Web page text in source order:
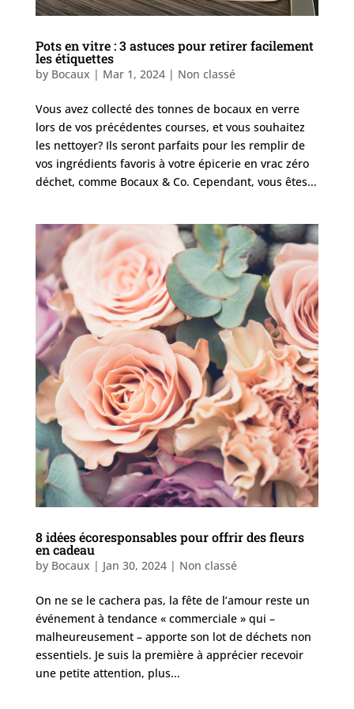
Pots en vitre : 3 astuces pour retirer facilement
les étiquettes
by Bocaux | Mar 1, 2024| Non classé
Vous avez collecté des tonnes de bocaux en verre
lors de vos précédentes courses, et vous souhaitez
les nettoyer? Ils seront parfaits pour les remplir de
vos ingrédients favoris à votre épicerie en vrac zéro
déchet, comme Bocaux & Co. Cependant, vous êtes...
8 idées écoresponsables pour offrir des fleurs
en cadeau
by Bocaux | Jan 30, 2024| Non classé
On ne se le cachera pas, la fête de l’amour reste un
événement à tendance « commerciale » qui –
malheureusement – apporte son lot de déchets non
essentiels. Je suis la première à apprécier recevoir
une petite attention, plus...